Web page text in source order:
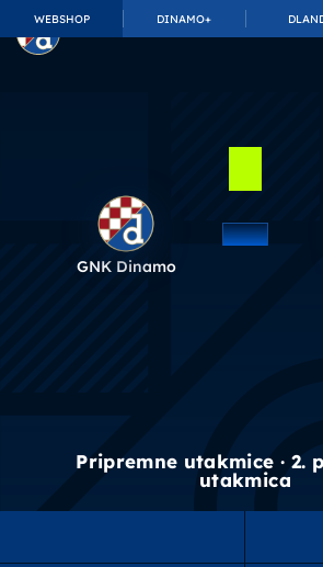
WEBSHOP DINAMO+
GNK Dinamo
Pripremne utakmice · 2.
utakmica